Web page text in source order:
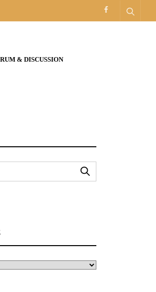
& DISCUSSION